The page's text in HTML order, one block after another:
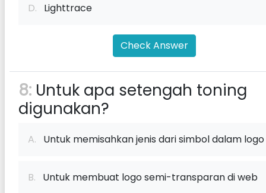
D. Lighttrace
Check Answer
8: Untuk apa setengah toning
digunakan?
A. Untuk memisahkan jenis dari simbol dalam logo
B. Untuk membuat logo semi-transparan di web